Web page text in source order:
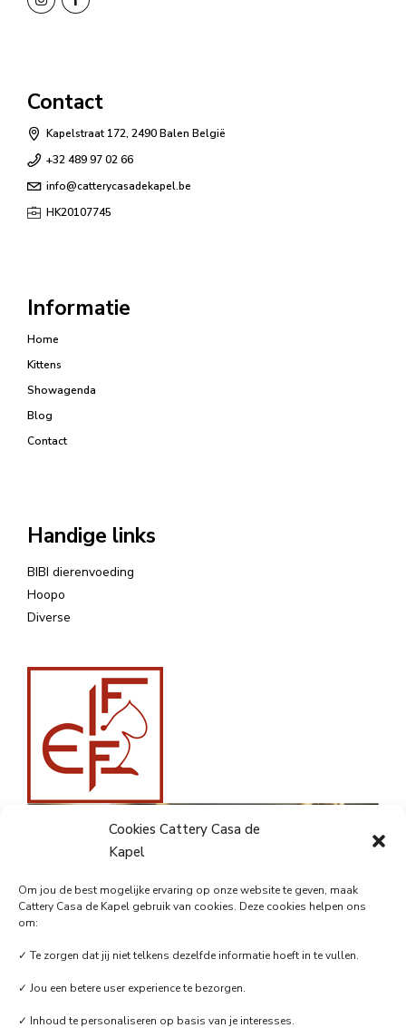
Cookies Cattery Casa de
Kapel
Om jou de best mogelijke ervaring op onze website te geven, maak
Cattery Casa de Kapel gebruik van cookies. Deze cookies helpen ons
om:
✓ Te zorgen dat jij niet telkens dezelfde informatie hoeft in te vullen.
✓ Jou een betere user experience te bezorgen.
✓ Inhoud te personaliseren op basis van je interesses.
Contact
Kapelstraat 172, 2490 Balen België
+32 489 97 02 66
info@catterycasadekapel.be
HK20107745
Informatie
Home
Kittens
Showagenda
Blog
Contact
Handige links
BIBI dierenvoeding
Hoopo
Diverse